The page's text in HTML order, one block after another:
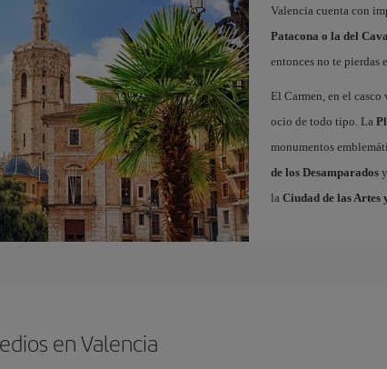
Valencia cuenta con
Patacona o la del
entonces no te pierdas
El Carmen, en el
ocio de todo tipo. La
monumentos
de los Desamparados
la Ciudad de las Artes
en Valencia